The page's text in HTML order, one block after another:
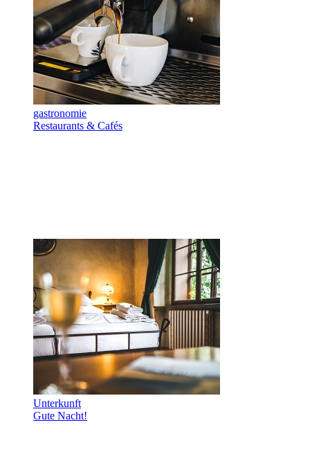
gastronomie
Restaurants & Cafés
Unterkunft
Gute Nacht!